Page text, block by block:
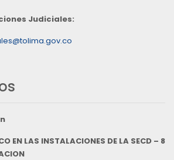
Judiciales:
EN LAS INSTALACIONES DE LA SECD – 8